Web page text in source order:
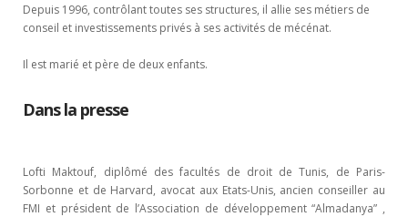
Depuis 1996, contrôlant toutes ses structures, il allie ses métiers de
conseil et investissements privés à ses activités de mécénat.
Il est marié et père de deux enfants.
Dans la presse
Lofti Maktouf, diplômé des facultés de droit de Tunis, de Paris-
Sorbonne et de Harvard, avocat aux Etats-Unis, ancien conseiller au
FMI et président de l’Association de développement “Almadanya” ,